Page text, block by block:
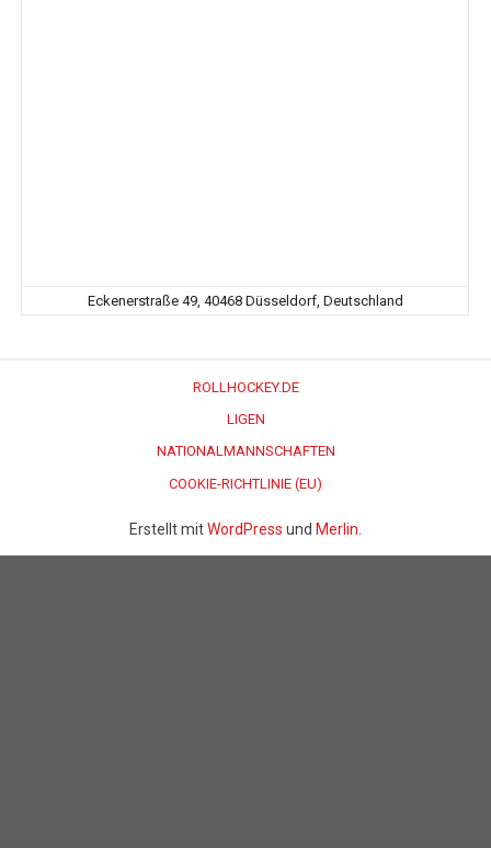
Eckenerstraße 49, 40468 Düsseldorf, Deutschland
ROLLHOCKEY.DE
LIGEN
NATIONALMANNSCHAFTEN
COOKIE-RICHTLINIE (EU)
Erstellt mitWordPress und Merlin